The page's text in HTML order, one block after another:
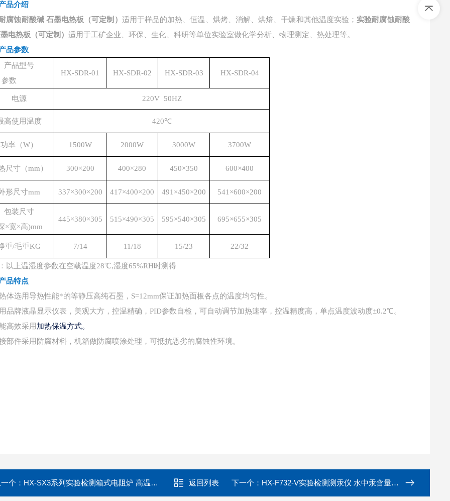
品介绍
腐蚀耐酸碱 石墨电热板（可定制） 适用于样品的加热、恒温、烘烤、消解、烘焙、干燥和其他温度实验； 实验耐腐蚀耐酸
电热板（可定制）适用于工矿企业、环保、生化、科研等单位实验室做化学分析、物理测定、热处理等。
品参数
产品型号
数
HX-SDR-01 HX-SDR-02 HX-SDR-03 HX-SDR-04
电源 220V 50HZ
高使用温度 420℃
功率（W） 1500W 2000W 3000W 3700W
尺寸（mm） 300×200 400×280 450×350 600×400
形尺寸mm 337×300×200 417×400×200 491×450×200 541×600×200
包装尺寸
×宽×高)mm
445×380×305 515×490×305 595×540×305 695×655×305
重/毛重KG 7/14 11/18 15/23 22/32
以上温湿度参数在空载温度28℃,湿度65%RH时测得
品特点
体选用导热性能*的等静压高纯石墨，S=12mm保证加热面板各点的温度均匀性。
品牌液晶显示仪表，美观大方，控温精确，PID参数自检，可自动调节加热速率，控温精度高，单点温度波动度±0.2℃。
高效采用 加热保温方式。
部件采用防腐材料，机箱做防腐喷涂处理，可抵抗恶劣的腐蚀性环境。
个： HX-SX3系列实验检测箱式电阻炉 高温陶瓷纤维马弗炉 返回列表 下一个： HX-F732-V实验检测测汞仪 水中汞含量分析仪